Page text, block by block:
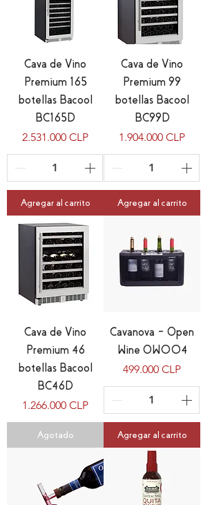
Cava de Vino
Premium 165
botellas Bacool
BC165D
Precio
2.531.000 CLP
Agregar al carrito
Cava de Vino
Premium 99
botellas Bacool
BC99D
Precio
1.904.000 CLP
Agregar al carrito
Cava de Vino
Premium 46
botellas Bacool
BC46D
Precio
1.266.000 CLP
Agotado
Cavanova – Open
Wine OW004
Precio
499.000 CLP
Agregar al carrito